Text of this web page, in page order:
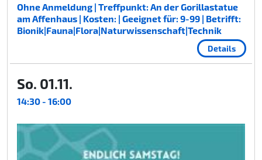
Ohne Anmeldung | Treffpunkt: An der Gorillastatue
am Affenhaus | Kosten: | Geeignet für: 9-99 | Betrifft:
Bionik|Fauna|Flora|Naturwissenschaft|Technik
Details
So. 01.11.
14:30 - 16:00